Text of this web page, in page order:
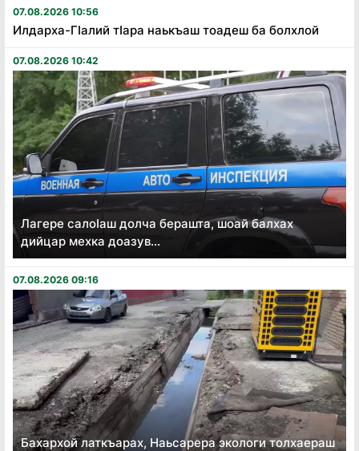
07.08.2026 10:56
Илдарха-Гӏалий тӏара наькъаш тоадеш ба болхлой
07.08.2026 10:42
Лагере салоӏаш долча берашта, шоай балхах
дийцар мехка доазув...
07.08.2026 09:16
Бахархой латкъарах, Наьсарера экологи толхаераш